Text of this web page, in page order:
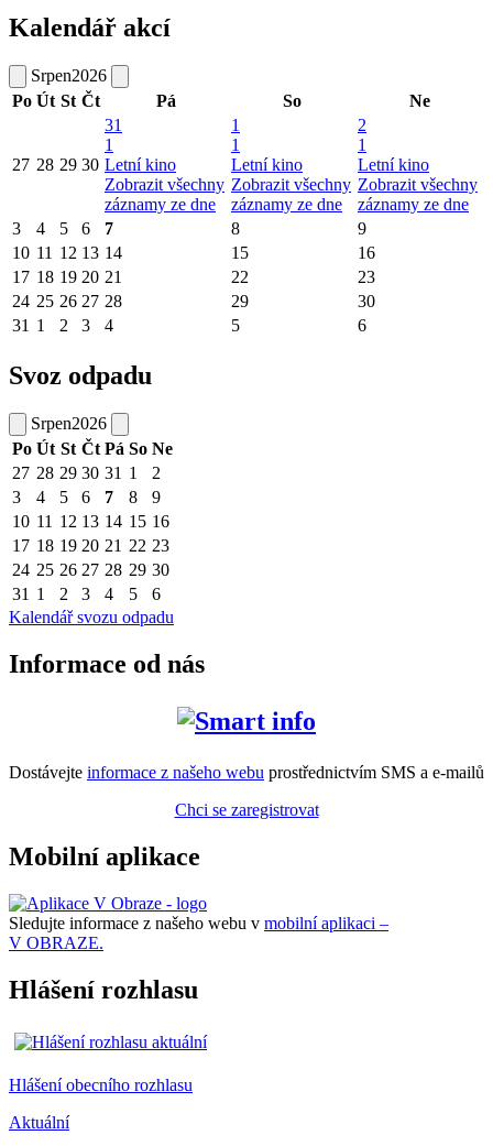
Kalendář akcí
Srpen2026
Po Út St Čt Pá So Ne
27 28 29 30
31
1
Letní kino
Zobrazit všechny
záznamy ze dne
1
1
Letní kino
Zobrazit všechny
záznamy ze dne
2
1
Letní kino
Zobrazit všechny
záznamy ze dne
3
4 5 6 7 8
9
10 11 12 13 14 15
16
17 18 19 20 21 22
23
24 25 26 27 28 29
30
31 1 2 3 4 5 6
Svoz odpadu
Srpen2026
Po Út St Čt Pá So Ne
27 28 29 30 31 1
2
3
4 5 6 7 8
9
10 11 12 13 14 15 16
17 18 19 20 21 22 23
24 25 26 27 28 29 30
31 1 2 3 4 5
6
Kalendář svozu odpadu
Informace od nás
Dostávejte informace z našeho webu prostřednictvím SMS a e-mailů
Chci se zaregistrovat
Mobilní aplikace
Sledujte informace z našeho webu v mobilní aplikaci –
V OBRAZE.
Hlášení rozhlasu
Hlášení obecního rozhlasu
Aktuální